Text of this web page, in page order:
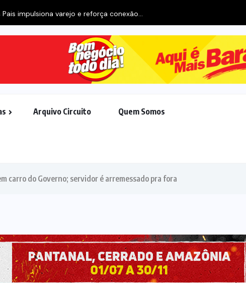
Pais impulsiona varejo e reforça conexão...
Arquivo Circuito Quem Somos
carro do Governo; servidor é arremessado pra fora